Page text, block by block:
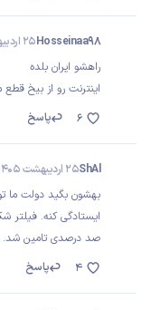
Hosseinaa9825 اردیبهشت 1405
راهشو ایران بلده
اینترنت رو از بیخ قطع
پاسخ
6
ShAl25 اردیبهشت 1405
بهشون بگید دولت ما
صد درصدی تامین شد.
پاسخ
4